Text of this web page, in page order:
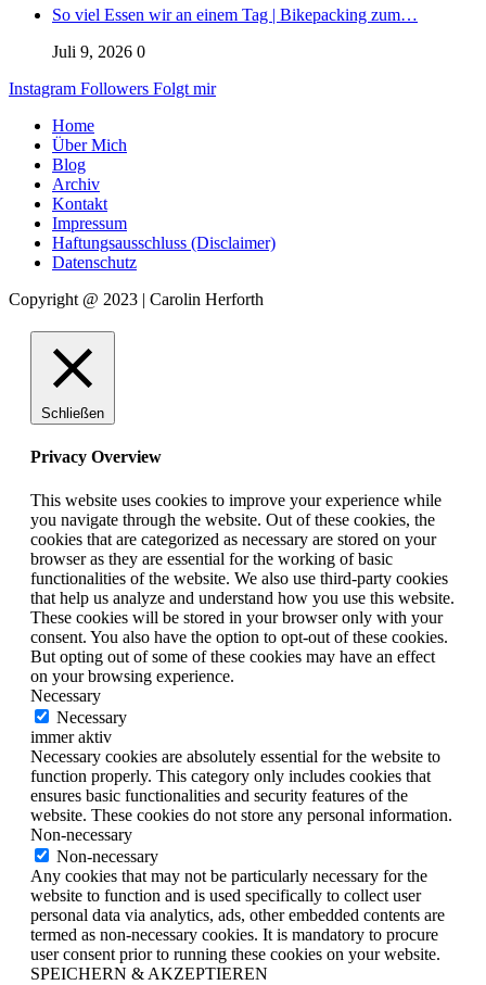
So viel Essen wir an einem Tag | Bikepacking zum…
Juli 9, 2026 0
Instagram Followers Folgt mir
Home
Über Mich
Blog
Archiv
Kontakt
Impressum
Haftungsausschluss (Disclaimer)
Datenschutz
Copyright @ 2023 | Carolin Herforth
Schließen
Privacy Overview
This website uses cookies to improve your experience while
you navigate through the website. Out of these cookies, the
cookies that are categorized as necessary are stored on your
browser as they are essential for the working of basic
functionalities of the website. We also use third-party cookies
that help us analyze and understand how you use this website.
These cookies will be stored in your browser only with your
consent. You also have the option to opt-out of these cookies.
But opting out of some of these cookies may have an effect
on your browsing experience.
Necessary
Necessary
immer aktiv
Necessary cookies are absolutely essential for the website to
function properly. This category only includes cookies that
ensures basic functionalities and security features of the
website. These cookies do not store any personal information.
Non-necessary
Non-necessary
Any cookies that may not be particularly necessary for the
website to function and is used specifically to collect user
personal data via analytics, ads, other embedded contents are
termed as non-necessary cookies. It is mandatory to procure
user consent prior to running these cookies on your website.
SPEICHERN & AKZEPTIEREN